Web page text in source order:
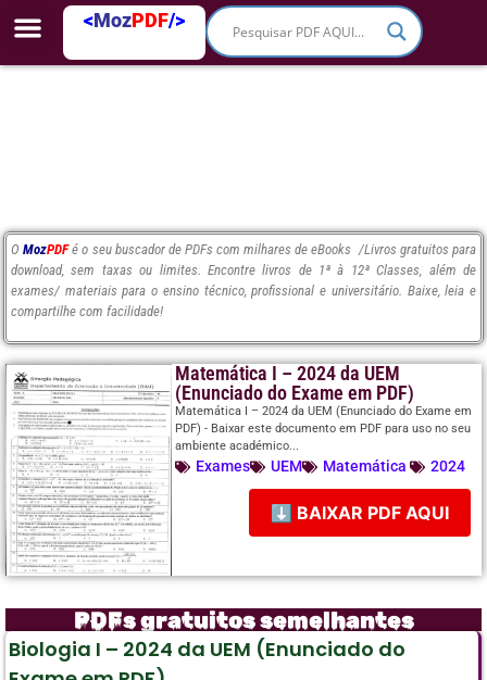
<MozPDF/>
OMozPDF é o seu buscador de PDFs com milhares de eBooks /Livros gratuitos para
download, sem taxas ou limites. Encontre livros de 1ª à 12ª Classes, além de
exames/ materiais para o ensino técnico, profissional e universitário. Baixe, leia e
compartilhe com facilidade!
Matemática I – 2024 da UEM
(Enunciado do Exame em PDF)
Matemática I – 2024 da UEM (Enunciado do Exame em
PDF) - Baixar este documento em PDF para uso no seu
ambiente académico...
Exames UEM Matemática 2024
⬇ BAIXAR PDF AQUI
PDFs gratuitos semelhantes
Biologia I – 2024 da UEM (Enunciado do